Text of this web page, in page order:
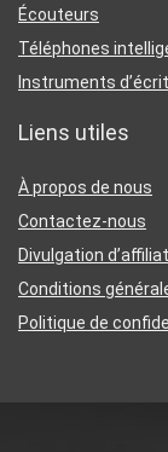
Écouteurs
Téléphones
Instruments
Liens utiles
À propos de nous
Contactez-nous
Divulgation
Conditions
Politique de